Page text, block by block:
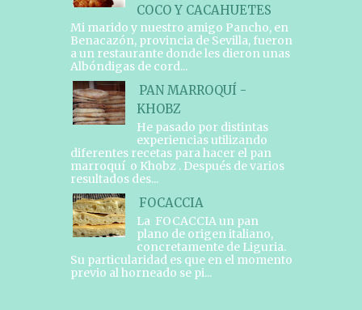
COCO Y CACAHUETES
Mi marido y nuestro amigo Pancho, en
Benacazón, provincia de Sevilla, fueron
a un restaurante donde les dieron unas
Albóndigas de cord...
PAN MARROQUÍ -
KHOBZ
He pasado por distintas
experiencias utilizando
diferentes recetas para hacer el pan
marroquí o Khobz . Después de varios
resultados des...
FOCACCIA
La FOCACCIA un pan
plano de origen italiano,
concretamente de Liguria.
Su particularidad es que en el momento
previo al horneado se pi...